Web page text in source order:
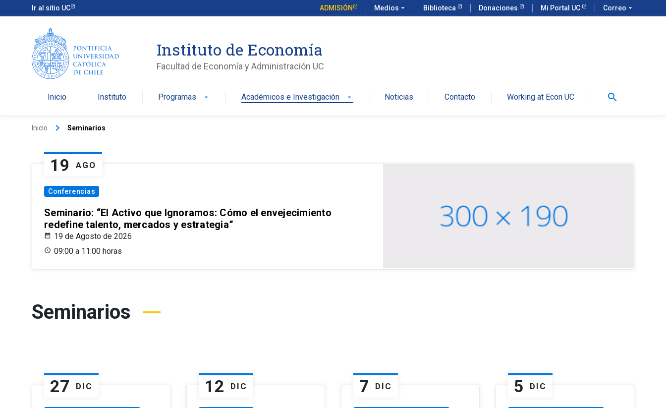
Ir al sitio UC ADMISIÓN Medios arrow_drop_down Biblioteca Donaciones Mi Portal UC Correo arrow_drop_down
Instituto de Economía
Facultad de Economía y Administración UC
Inicio Instituto Programas arrow_drop_down Académicos e Investigación arrow_drop_down Noticias Contacto Working at Econ UC search
Inicio keyboard_arrow_right Seminarios
19 AGO
Conferencias
Seminario: “El Activo que Ignoramos: Cómo el envejecimiento
redefine talento, mercados y estrategia”
19 de Agosto de 2026
09:00 a 11:00 horas
Seminarios
27 DIC 12 DIC 7 DIC 5 DIC